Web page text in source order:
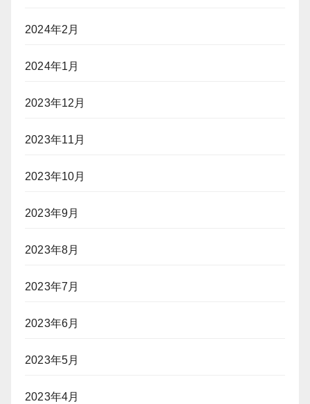
2024年2月
2024年1月
2023年12月
2023年11月
2023年10月
2023年9月
2023年8月
2023年7月
2023年6月
2023年5月
2023年4月